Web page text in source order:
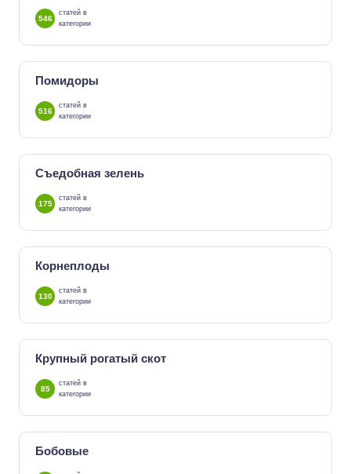
546
статей в
категории
Помидоры
516
статей в
категории
Съедобная зелень
175
статей в
категории
Корнеплоды
130
статей в
категории
Крупный рогатый скот
85
статей в
категории
Бобовые